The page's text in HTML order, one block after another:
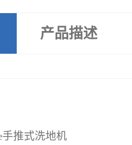
产品描述
手推式洗地机